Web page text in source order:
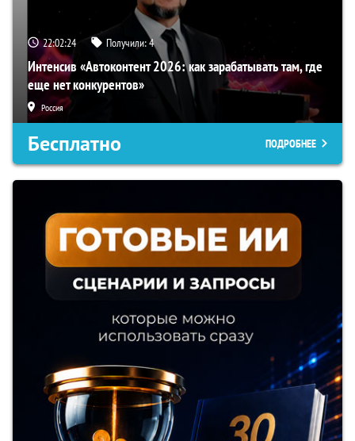
22:02:23 Получили:4
Интенсив «Автоконтент 2026: как зарабатывать там, где
еще нет конкурентов»
Россия
Бесплатно ПОДРОБНЕЕ